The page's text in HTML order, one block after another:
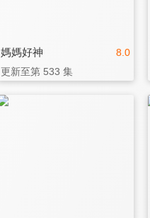
8.0
媽媽好神
更新至第 533 集